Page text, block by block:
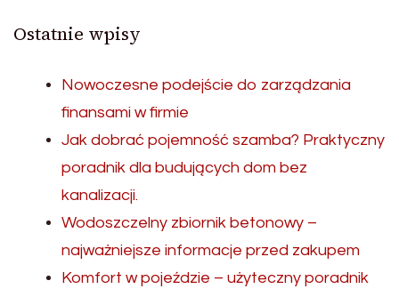
Ostatnie wpisy
Nowoczesne podejście do zarządzania
finansami w firmie
Jak dobrać pojemność szamba? Praktyczny
poradnik dla budujących dom bez
kanalizacji.
Wodoszczelny zbiornik betonowy –
najważniejsze informacje przed zakupem
Komfort w pojeździe – użyteczny poradnik